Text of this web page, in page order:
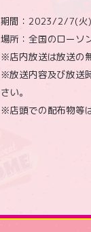
期間：2023/2/7(
場所：全国のローソ
※店内放送は放送の
※放送内容及び放送
さい。
※店頭での配布物等